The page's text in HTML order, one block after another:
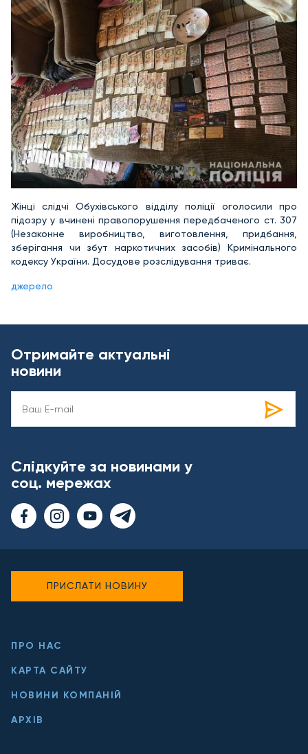
Жінці слідчі Обухівського відділу поліції оголосили про
підозру у вчинені правопорушення передбаченого ст. 307
(Незаконне виробництво, виготовлення, придбання,
зберігання чи збут наркотичних засобів) Кримінального
кодексу України. Досудове розслідування триває.
джерело
Отримайте актуальні
новини
Слідкуйте за новинами у
соц. мережах
ПРО НАС
КАРТА САЙТУ
НОВИНИ КОМПАНІЙ
АРХІВ
ПРИСЛАТИ НОВИНУ